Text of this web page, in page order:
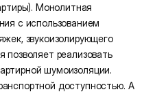
Монолитная
с использованием
звукоизолирующего
позволяет реализовать
шумоизоляции.
доступностью. А